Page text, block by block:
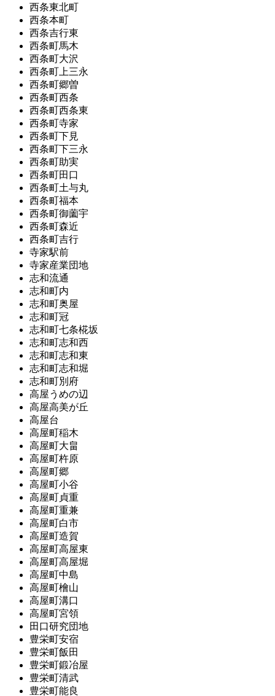
西条東北町
西条本町
西条吉行東
西条町馬木
西条町大沢
西条町上三永
西条町郷曽
西条町西条
西条町西条東
西条町寺家
西条町下見
西条町下三永
西条町助実
西条町田口
西条町土与丸
西条町福本
西条町御薗宇
西条町森近
西条町吉行
寺家駅前
寺家産業団地
志和流通
志和町内
志和町奥屋
志和町冠
志和町七条椛坂
志和町志和西
志和町志和東
志和町志和堀
志和町別府
高屋うめの辺
高屋高美が丘
高屋台
高屋町稲木
高屋町大畠
高屋町杵原
高屋町郷
高屋町小谷
高屋町貞重
高屋町重兼
高屋町白市
高屋町造賀
高屋町高屋東
高屋町高屋堀
高屋町中島
高屋町檜山
高屋町溝口
高屋町宮領
田口研究団地
豊栄町安宿
豊栄町飯田
豊栄町鍛冶屋
豊栄町清武
豊栄町能良